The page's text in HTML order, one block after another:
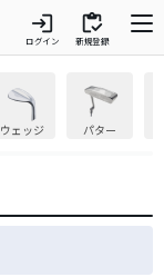
login
ログイン
inventory
新規登録
ウェッジ パター